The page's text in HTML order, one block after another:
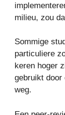
milieu, zou
Sommige
particuliere
keren hoger
gebruikt door
weg.